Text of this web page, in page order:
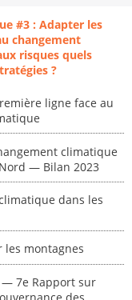
ministériel
des
de
électronique ]
#3 : Adapter les
changement
risques quels
?
ligne face au
climatique
— Bilan 2023
dans les
les montagnes
7e Rapport sur